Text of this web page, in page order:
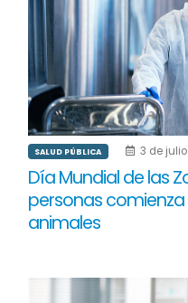
SALUD PÚBLICA 3 de
Día Mundial de las
personas
animales